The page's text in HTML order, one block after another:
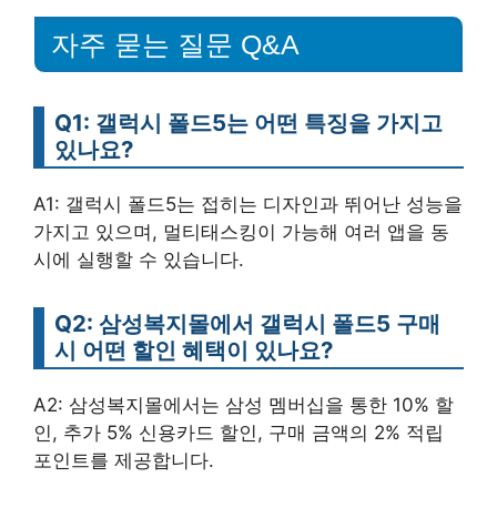
자주 묻는 질문 Q&A
Q1: 갤럭시 폴드5는 어떤 특징을 가지고
있나요?
A1: 갤럭시 폴드5는 접히는 디자인과 뛰어난 성능을
가지고 있으며, 멀티태스킹이 가능해 여러 앱을 동
시에 실행할 수 있습니다.
Q2: 삼성복지몰에서 갤럭시 폴드5 구매
시 어떤 할인 혜택이 있나요?
A2: 삼성복지몰에서는 삼성 멤버십을 통한 10% 할
인, 추가 5% 신용카드 할인, 구매 금액의 2% 적립
포인트를 제공합니다.